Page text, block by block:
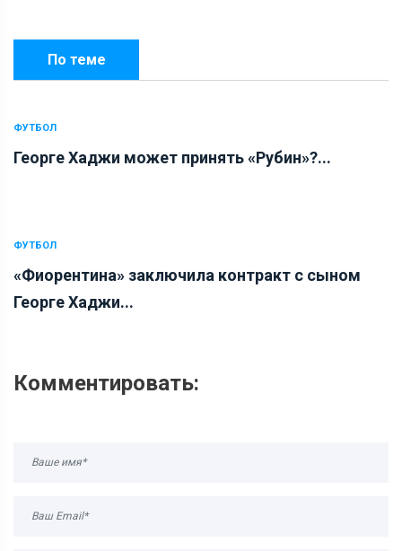
По теме
ФУТБОЛ
Георге Хаджи может принять «Рубин»?...
ФУТБОЛ
«Фиорентина» заключила контракт с сыном
Георге Хаджи...
Комментировать: